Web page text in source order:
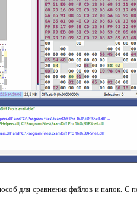
для сравнения файлов и папок.